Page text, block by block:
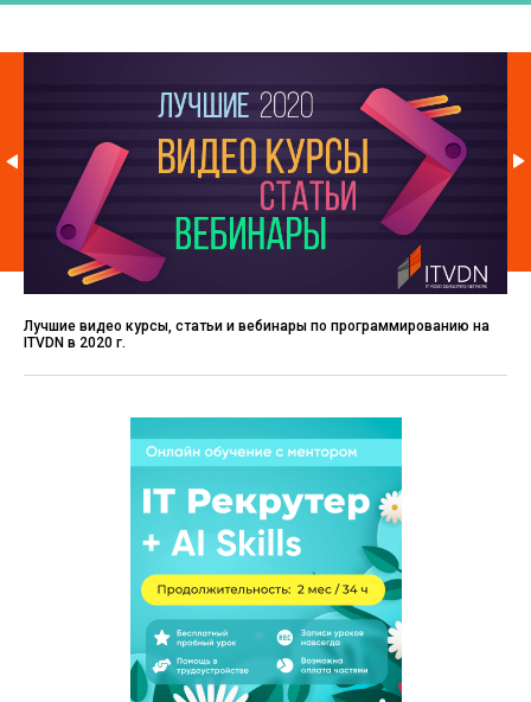
Лучшие видео курсы, статьи и вебинары по программированию на
ITVDN в 2020 г.